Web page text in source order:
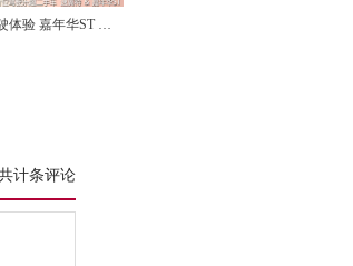
体验 嘉年华ST ＆
计条评论